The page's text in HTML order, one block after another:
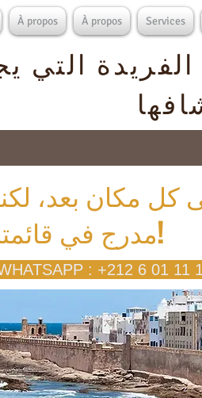
À propos À propos Services
الفريدة التي
كل مكان بعد،
مدرج في قائمتنا!